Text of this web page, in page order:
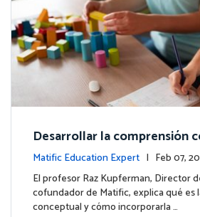
Desarrollar la comprensión
matemáticas
Matific Education Expert | Feb 07,
evo
El profesor Raz Kupferman, Director
cofundador de Matific, explica qué es
conceptual y cómo incorporarla …